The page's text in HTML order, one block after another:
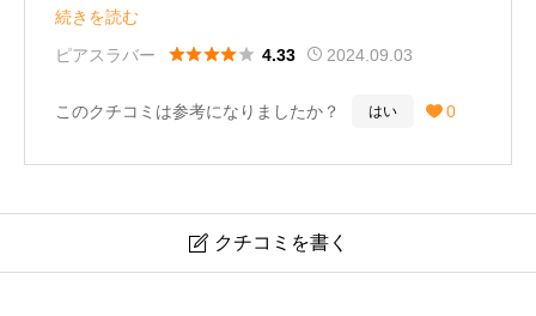
特にドロップ型のクリスタルは大きさもあり、顔周りを
華やかにしてくれます。
ポイントです！
続きを読む
ピアスラバー
 4.33 2024.09.03
このクチコミは参考になりましたか？ はい  0
 クチコミを書く